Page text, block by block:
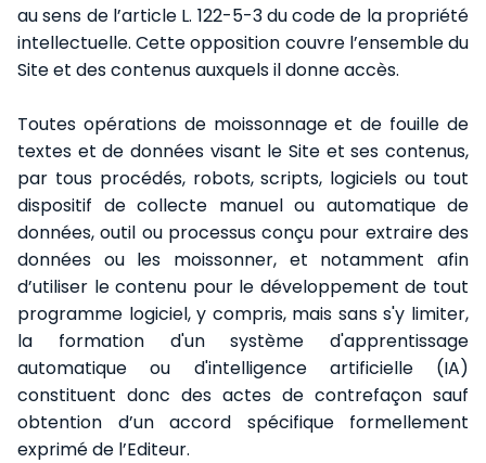
au sens de l’article L. 122-5-3 du code de la propriété
intellectuelle. Cette opposition couvre l’ensemble du
Site et des contenus auxquels il donne accès.
Toutes opérations de moissonnage et de fouille de
textes et de données visant le Site et ses contenus,
par tous procédés, robots, scripts, logiciels ou tout
dispositif de collecte manuel ou automatique de
données, outil ou processus conçu pour extraire des
données ou les moissonner, et notamment afin
d’utiliser le contenu pour le développement de tout
programme logiciel, y compris, mais sans s'y limiter,
la formation d'un système d'apprentissage
automatique ou d'intelligence artificielle (IA)
constituent donc des actes de contrefaçon sauf
obtention d’un accord spécifique formellement
exprimé de l’Editeur.